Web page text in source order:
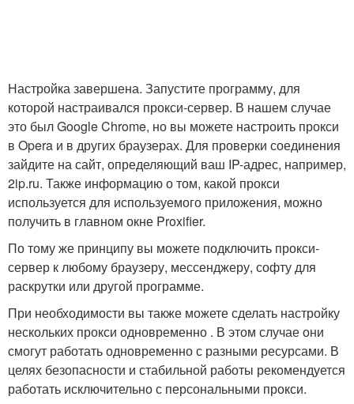
Настройка завершена. Запустите программу, для
которой настраивался прокси-сервер. В нашем случае
это был Google Chrome, но вы можете настроить прокси
в Opera и в других браузерах. Для проверки соединения
зайдите на сайт, определяющий ваш IP-адрес, например,
2ip.ru. Также информацию о том, какой прокси
используется для используемого приложения, можно
получить в главном окне Proxifier.
По тому же принципу вы можете подключить прокси-
сервер к любому браузеру, мессенджеру, софту для
раскрутки или другой программе.
При необходимости вы также можете сделать настройку
нескольких прокси одновременно . В этом случае они
смогут работать одновременно с разными ресурсами. В
целях безопасности и стабильной работы рекомендуется
работать исключительно с персональными прокси.